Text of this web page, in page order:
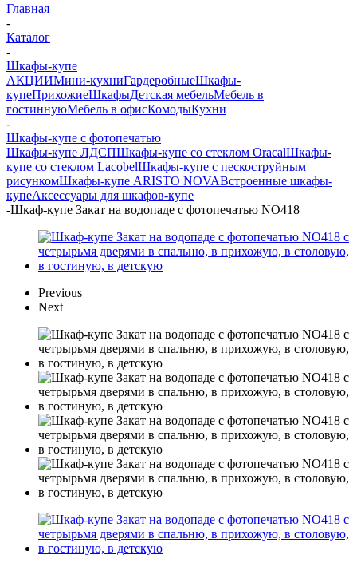
Главная
-
Каталог
-
Шкафы-купе
АКЦИИМини-кухниГардеробныеШкафы-
купеПрихожиеШкафыДетская мебельМебель в
гостиннуюМебель в офисКомодыКухни
-
Шкафы-купе с фотопечатью
Шкафы-купе ЛДСПШкафы-купе со стеклом OracalШкафы-
купе со стеклом LacobelШкафы-купе с пескоструйным
рисункомШкафы-купе ARISTO NOVAВстроенные шкафы-
купеАксессуары для шкафов-купе
-Шкаф-купе Закат на водопаде с фотопечатью NO418
Previous
Next